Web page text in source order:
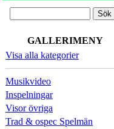
GALLERIMENY
Visa alla kategorier
Musikvideo
Inspelningar
Visor övriga
Trad & ospec Spelmän